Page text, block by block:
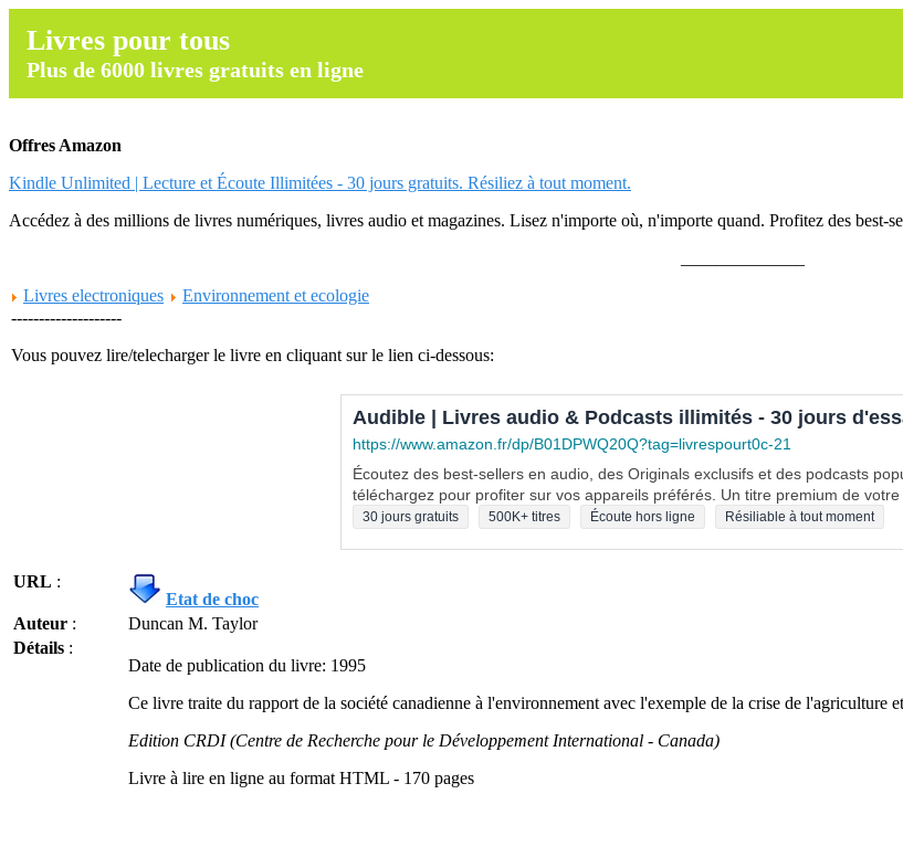
Livres pour tous
Plus de 6000 livres gratuits en ligne
Offres Amazon
Kindle Unlimited | Lecture et Écoute Illimitées - 30 jours gratuits. Résiliez à tout moment.
Accédez à des millions de livres numériques, livres audio et magazines. Lisez n'importe où, n'importe quand. Profitez des best-
Livres electroniques
Environnement et ecologie
--------------------
Vous pouvez lire/telecharger le livre en cliquant sur le lien ci-dessous:
Audible | Livres audio & Podcasts illimités - 30 jours
https://www.amazon.fr/dp/B01DPWQ20Q?tag=livrespourt0c-21
Écoutez des best-sellers en audio, des Originals exclusifs et des podcasts
téléchargez pour profiter sur vos appareils préférés. Un titre premium de votre
30 jours gratuits 500K+ titres Écoute hors ligne Résiliable à tout moment
URL :
Etat de choc
Auteur :
Duncan M. Taylor
Détails :
Date de publication du livre: 1995
Ce livre traite du rapport de la société canadienne à l'environnement avec l'exemple de la crise de l'agriculture
Edition CRDI (Centre de Recherche pour le Développement International - Canada)
Livre à lire en ligne au format HTML - 170 pages